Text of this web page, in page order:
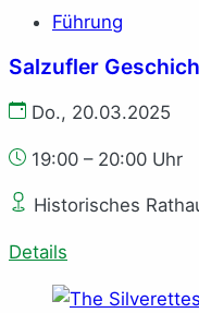
Führung
Salzufler
Do., 20.03.2025
19:00 – 20:00 Uhr
Historisches
Details